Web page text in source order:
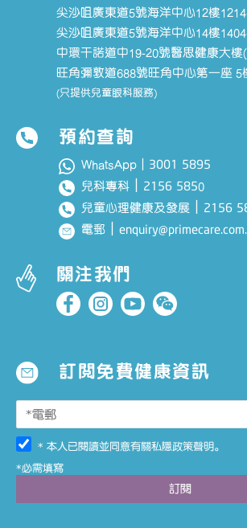
尖沙咀廣東道5號海洋中心12樓
尖沙咀廣東道5號海洋中心14樓
中環干諾道中19-20號醫思健康大樓
旺角彌敦道688號旺角中心第一座 5
(只提供兒童眼科服務)
預約查詢
WhatsApp｜ 3001 5895
兒科專科 2156 5850
兒童心理健康及發展
2156
電郵 ｜
關注我們
訂閱免費健康資訊
* 本人已閱讀並同意有關私隱政策聲明。
*必需填寫